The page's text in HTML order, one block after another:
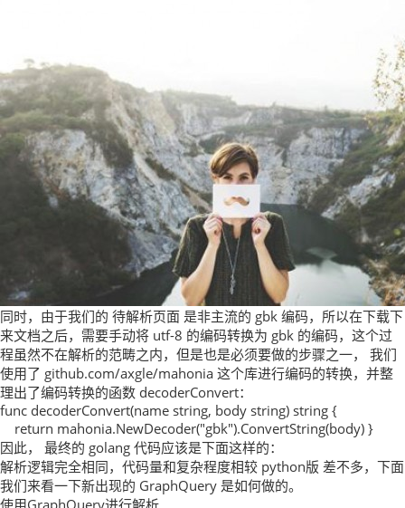
同时，由于我们的 待解析页面 是非主流的 gbk 编码，所以在下载下
来文档之后，需要手动将 utf-8 的编码转换为 gbk 的编码，这个过
程虽然不在解析的范畴之内，但是也是必须要做的步骤之一， 我们
使用了 github.com/axgle/mahonia 这个库进行编码的转换，并整
理出了编码转换的函数 decoderConvert：
func decoderConvert(name string, body string) string {
return mahonia.NewDecoder("gbk").ConvertString(body) }
因此， 最终的 golang 代码应该是下面这样的：
解析逻辑完全相同，代码量和复杂程度相较 python版 差不多，下面
我们来看一下新出现的 GraphQuery 是如何做的。